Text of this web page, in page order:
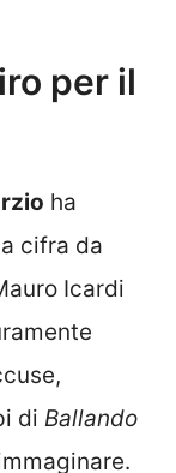
per il
ha
cifra da
Icardi
di Ballando